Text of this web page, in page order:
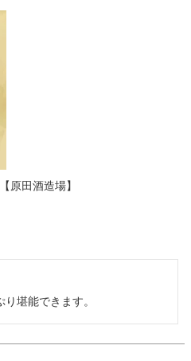
田酒造場】
堪能できます。